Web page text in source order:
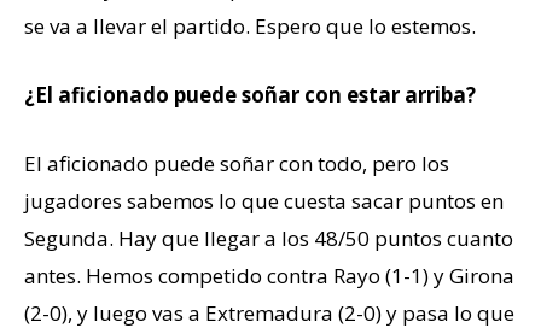
se va a llevar el partido. Espero que lo estemos.
¿El aficionado puede soñar con estar arriba?
El aficionado puede soñar con todo, pero los
jugadores sabemos lo que cuesta sacar puntos en
Segunda. Hay que llegar a los 48/50 puntos cuanto
antes. Hemos competido contra Rayo (1-1) y Girona
(2-0), y luego vas a Extremadura (2-0) y pasa lo que